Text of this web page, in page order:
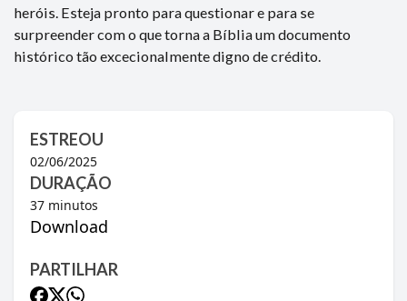
heróis. Esteja pronto para questionar e para se
surpreender com o que torna a Bíblia um documento
histórico tão excecionalmente digno de crédito.
ESTREOU
02/06/2025
DURAÇÃO
37 minutos
Download
PARTILHAR